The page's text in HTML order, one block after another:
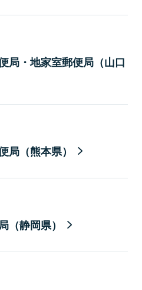
局・地家室郵便局（山口
局（熊本県）
（静岡県）